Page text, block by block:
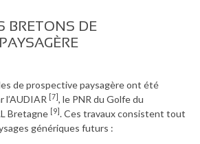
BRETONS DE
de prospective paysagère ont été
l’AUDIAR [7], le PNR du Golfe du
Bretagne [9]. Ces travaux consistent tout
génériques futurs :